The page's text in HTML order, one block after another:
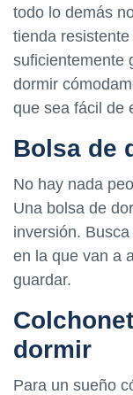
todo lo demás
tienda
suficientemente
dormir
que sea fácil de
Bolsa de
No hay nada
Una bolsa de
inversión.
en la que van a
guardar.
dormir
Para un sueño